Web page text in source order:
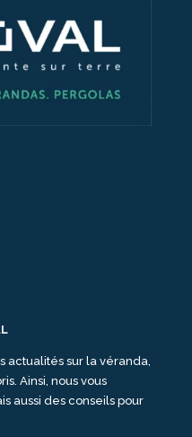
actualités sur la véranda,
Ainsi, nous vous
aussi des conseils pour